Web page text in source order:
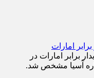
برابر امارات در